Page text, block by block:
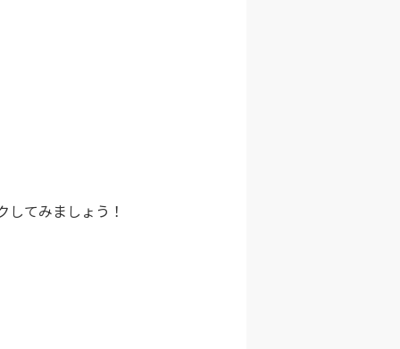
てみましょう！